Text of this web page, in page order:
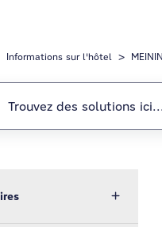
Informations sur l'hôtel